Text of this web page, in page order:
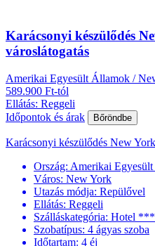
Karácsonyi készülődés
városlátogatás
Amerikai Egyesült Államok /
589.900 Ft-tól
Ellátás: Reggeli
Időpontok és árak
Bőröndbe
Karácsonyi készülődés New
Ország: Amerikai
Város: New York
Utazás módja: Repülővel
Ellátás: Reggeli
Szálláskategória: Hotel
Szobatípus: 4 ágyas szoba
Időtartam: 4 éj